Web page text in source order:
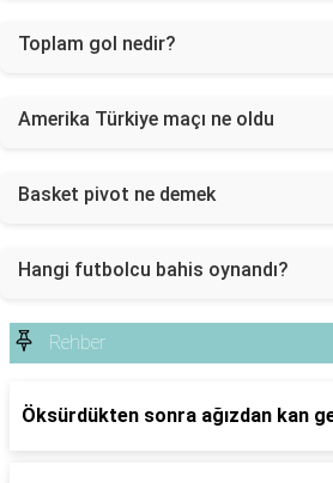
Toplam gol nedir?
Amerika Türkiye maçı ne oldu
Basket pivot ne demek
Hangi futbolcu bahis oynandı?
Rehber
Öksürdükten sonra ağızdan kan